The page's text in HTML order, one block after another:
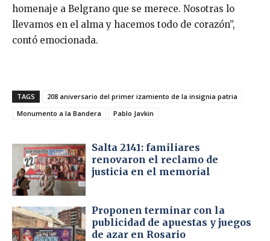
homenaje a Belgrano que se merece. Nosotras lo
llevamos en el alma y hacemos todo de corazón”,
contó emocionada.
TAGS
208 aniversario del primer izamiento de la insignia patria
Monumento a la Bandera
Pablo Javkin
Salta 2141: familiares
renovaron el reclamo de
justicia en el memorial
Proponen terminar con la
publicidad de apuestas y juegos
de azar en Rosario